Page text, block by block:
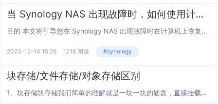
当 Synology NAS 出现故障时，如何使用计算机恢复数据？
目的 本文将引导您在 Synology NAS 出现故障时在计算机上恢复数据。 注意： 硬盘在迁移到新的 NAS 后可能无法重新装载存储空间。 环境 适用于： DSM 版本 6.2.x 及以上版本...
2023-12-14 15:26 1218 阅读 #synology
块存储/文件存储/对象存储区别
1、块存储块存储我们简单的理解就是一块一块的硬盘，直接挂载在主机上，在主机上我们能够看到的就是一块块的硬盘以及硬盘分区。从存储架构的角度而言，块存储又分为DAS存储（Direct-Attached Storage，直连式存储）和SAN存储（...